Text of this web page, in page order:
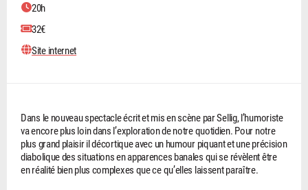
20h
32€
Site internet
Dans le nouveau spectacle écrit et mis en scène par Sellig, l’humoriste
va encore plus loin dans l’exploration de notre quotidien. Pour notre
plus grand plaisir il décortique avec un humour piquant et une précision
diabolique des situations en apparences banales qui se révèlent être
en réalité bien plus complexes que ce qu’elles laissent paraître.